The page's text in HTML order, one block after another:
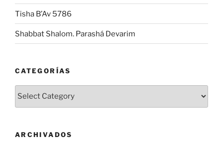
Tisha B’Av 5786
Shabbat Shalom. Parashá Devarim
CATEGORÍAS
Categorías
ARCHIVADOS